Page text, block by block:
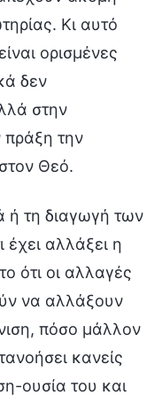
Κι αυτό
ορισμένες
δεν
στην
πράξη την
Θεό.
ή τη διαγωγή των
αλλάξει η
ότι οι αλλαγές
να αλλάξουν
πόσο μάλλον
κανείς
ουσία του και